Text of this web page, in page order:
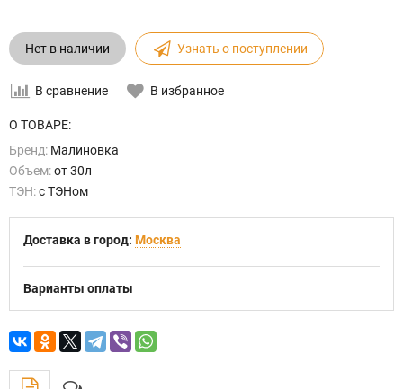
Нет в наличии Узнать о поступлении
В сравнение В избранное
О ТОВАРЕ:
Бренд: Малиновка
Объем:от 30л
ТЭН:с ТЭНом
Доставка в город: Москва
Варианты оплаты